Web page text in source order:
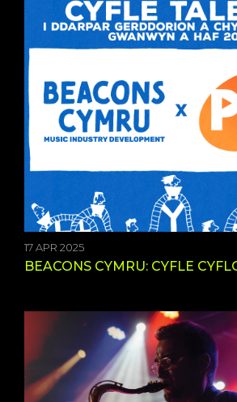
17 APR 2025
BEACONS CYMRU: CYFLE